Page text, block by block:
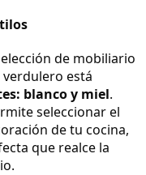
de mobiliario
está
blanco y miel.
seleccionar el
de tu cocina,
que realce la